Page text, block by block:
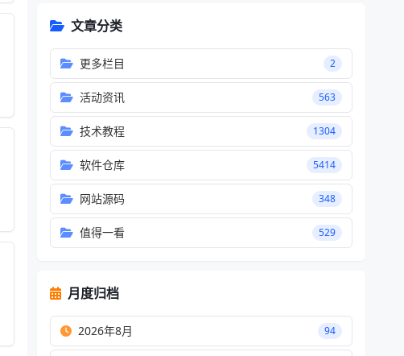
文章分类
更多栏目 2
活动资讯 563
技术教程 1304
软件仓库 5414
网站源码 348
值得一看 529
月度归档
2026年8月 94